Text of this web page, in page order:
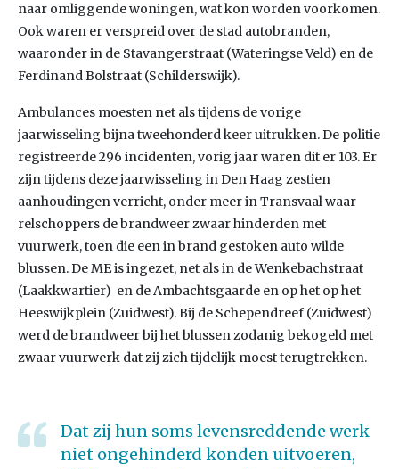
naar omliggende woningen, wat kon worden voorkomen.
Ook waren er verspreid over de stad autobranden,
waaronder in de Stavangerstraat (Wateringse Veld) en de
Ferdinand Bolstraat (Schilderswijk).
Ambulances moesten net als tijdens de vorige
jaarwisseling bijna tweehonderd keer uitrukken. De politie
registreerde 296 incidenten, vorig jaar waren dit er 103. Er
zijn tijdens deze jaarwisseling in Den Haag zestien
aanhoudingen verricht, onder meer in Transvaal waar
relschoppers de brandweer zwaar hinderden met
vuurwerk, toen die een in brand gestoken auto wilde
blussen. De ME is ingezet, net als in de Wenkebachstraat
(Laakkwartier) en de Ambachtsgaarde en op het op het
Heeswijkplein (Zuidwest). Bij de Schependreef (Zuidwest)
werd de brandweer bij het blussen zodanig bekogeld met
zwaar vuurwerk dat zij zich tijdelijk moest terugtrekken.
Dat zij hun soms levensreddende werk
niet ongehinderd konden uitvoeren,